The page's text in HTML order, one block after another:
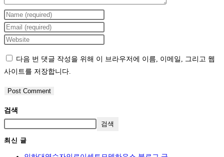
Enter
your
name
username
to
comment
Enter
your
address
to
comment
Enter
website
URL
(optional)
다음 번 댓글 작성을 위해 이 브라우저에 이름, 이메일, 그리고 웹
사이트를 저장합니다.
검색
검색
최신 글